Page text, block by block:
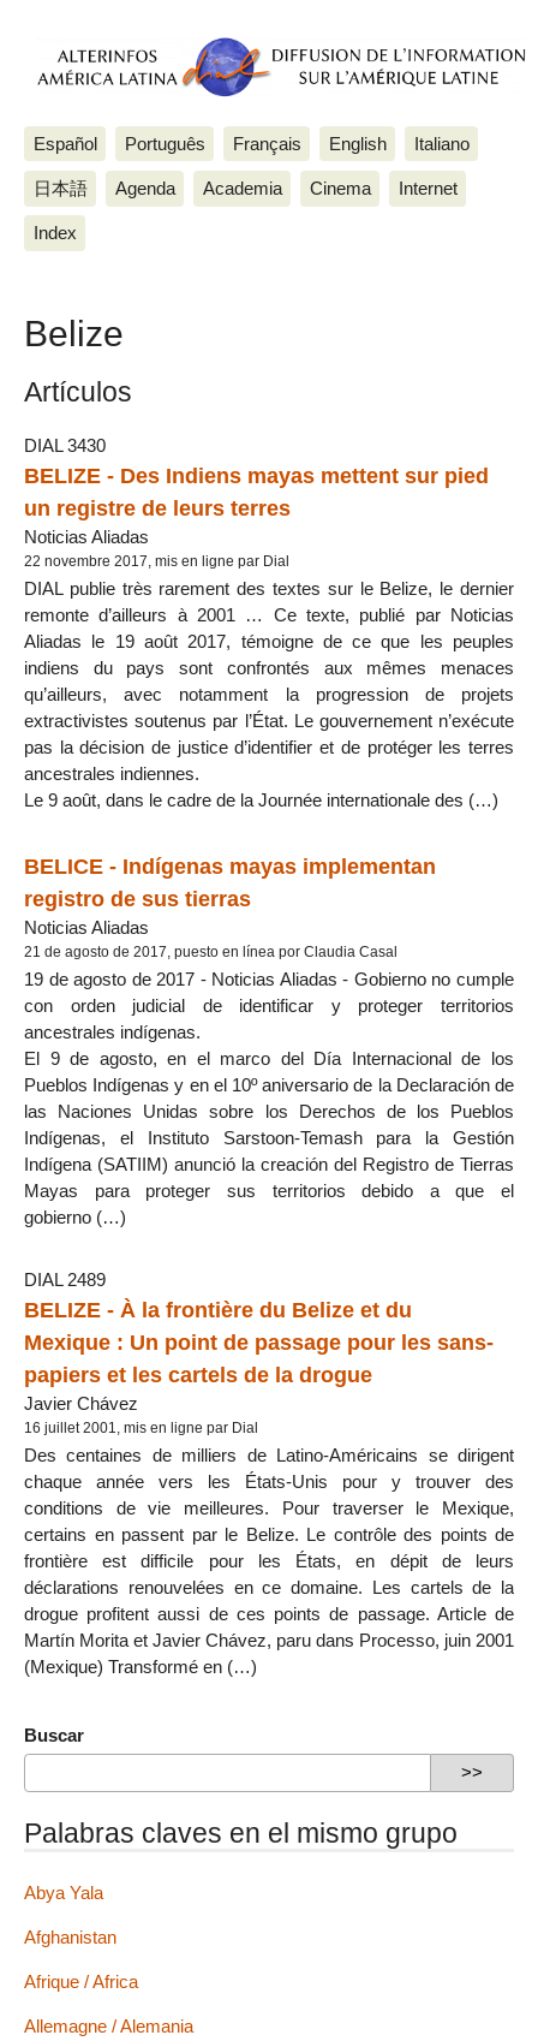
Español Português Français English Italiano
日本語 Agenda Academia Cinema Internet
Index
Belize
Artículos
DIAL 3430
BELIZE - Des Indiens mayas mettent sur pied
un registre de leurs terres
Noticias Aliadas
22 novembre 2017, mis en ligne par Dial
DIAL publie très rarement des textes sur le Belize, le dernier
remonte d’ailleurs à 2001 … Ce texte, publié par Noticias
Aliadas le 19 août 2017, témoigne de ce que les peuples
indiens du pays sont confrontés aux mêmes menaces
qu’ailleurs, avec notamment la progression de projets
extractivistes soutenus par l’État. Le gouvernement n’exécute
pas la décision de justice d’identifier et de protéger les terres
ancestrales indiennes.
Le 9 août, dans le cadre de la Journée internationale des (…)
BELICE - Indígenas mayas implementan
registro de sus tierras
Noticias Aliadas
21 de agosto de 2017, puesto en línea por Claudia Casal
19 de agosto de 2017 - Noticias Aliadas - Gobierno no cumple
con orden judicial de identificar y proteger territorios
ancestrales indígenas.
El 9 de agosto, en el marco del Día Internacional de los
Pueblos Indígenas y en el 10º aniversario de la Declaración de
las Naciones Unidas sobre los Derechos de los Pueblos
Indígenas, el Instituto Sarstoon-Temash para la Gestión
Indígena (SATIIM) anunció la creación del Registro de Tierras
Mayas para proteger sus territorios debido a que el
gobierno (…)
DIAL 2489
BELIZE - À la frontière du Belize et du
Mexique : Un point de passage pour les sans-
papiers et les cartels de la drogue
Javier Chávez
16 juillet 2001, mis en ligne par Dial
Des centaines de milliers de Latino-Américains se dirigent
chaque année vers les États-Unis pour y trouver des
conditions de vie meilleures. Pour traverser le Mexique,
certains en passent par le Belize. Le contrôle des points de
frontière est difficile pour les États, en dépit de leurs
déclarations renouvelées en ce domaine. Les cartels de la
drogue profitent aussi de ces points de passage. Article de
Martín Morita et Javier Chávez, paru dans Processo, juin 2001
(Mexique) Transformé en (…)
Buscar
Palabras claves en el mismo grupo
Abya Yala
Afghanistan
Afrique / Africa
Allemagne / Alemania